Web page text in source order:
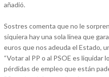
añadió.
Sostres comenta que no le
siquiera hay una sola línea que
euros que nos adeuda el Estado,
“Votar al PP o al PSOE es liquidar
pérdidas de empleo que están